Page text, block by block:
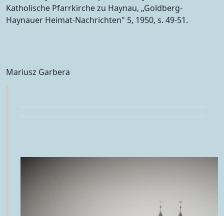
Katholische Pfarrkirche zu Haynau, „Goldberg-
Haynauer Heimat-Nachrichten" 5, 1950, s. 49-51.
Mariusz Garbera